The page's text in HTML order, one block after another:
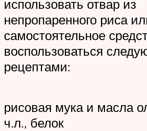
использовать отвар из
непропаренного риса
самостоятельное
воспользоваться
рецептами:
рисовая мука и масла
ч.л., белок